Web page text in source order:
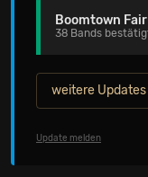
Boomtown Fair
38 Bands
weitere Updates
Update melden